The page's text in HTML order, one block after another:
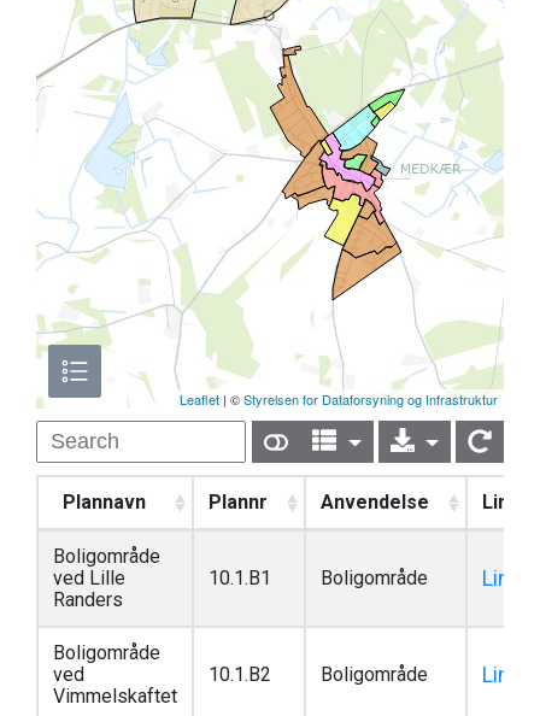
Leaflet | ©Styrelsen for Dataforsyning og Infrastruktur
Plannavn Plannr Anvendelse Link
Boligområde
ved Lille
Randers
10.1.B1 Boligområde Link
Boligområde
ved
Vimmelskaftet
10.1.B2 Boligområde Link